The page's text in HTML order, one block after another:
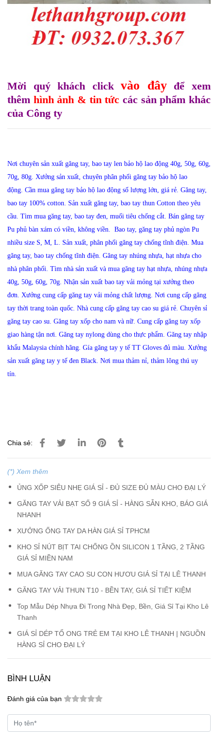
Mời quý khách clickvào đâyđể xem
thêm hình ảnh & tin tức các sản phẩm khác
của Công ty
Nơi chuyên sản xuất găng tay, bao tay len bảo hộ lao động 40g, 50g, 60g,
70g, 80g. Xưởng sản xuất, chuyên phân phối găng tay bảo hộ lao
động. Cần mua găng tay bảo hộ lao động số lượng lớn, giá rẻ. Găng tay,
bao tay 100% cotton. Sản xuất găng tay, bao tay thun Cotton theo yêu
cầu. Tìm mua găng tay, bao tay đen, muối tiêu chống cắt. Bán găng tay
Pu phủ bàn xám có viền, không viền. Bao tay, găng tay phủ ngòn Pu
nhiều size S, M, L. Sản xuất, phân phối găng tay chống tĩnh điện. Mua
găng tay, bao tay chống tĩnh điện. Găng tay nhúng nhựa, hạt nhựa cho
nhà phân phối. Tìm nhà sản xuất và mua găng tay hạt nhựa, nhúng nhựa
40g, 50g, 60g, 70g. Nhận sản xuất bao tay vải mỏng tại xưởng theo
đơn. Xưởng cung cấp găng tay vải mỏng chất lượng. Nơi cung cấp găng
tay thời trang toàn quốc. Nhà cung cấp găng tay cao su giá rẻ. Chuyên sỉ
găng tay cao su. Găng tay xốp cho nam và nữ. Cung cấp găng tay xốp
giao hàng tận nơi. Găng tay nylong dùng cho thực phẩm. Găng tay nhập
khẩu Malaysia chính hãng. Gía găng tay y tế TT Gloves đủ màu. Xưởng
sản xuất găng tay y tế đen Black. Nơi mua thảm nỉ, thảm lông thú uy
tín.
Chia sẻ:
(*) Xem thêm
ỦNG XỐP SIÊU NHẸ GIÁ SỈ - ĐỦ SIZE ĐỦ MÀU CHO ĐẠI LÝ
GĂNG TAY VẢI BẠT SỐ 9 GIÁ SỈ - HÀNG SẴN KHO, BÁO GIÁ
NHANH
XƯỞNG ỐNG TAY DA HÀN GIÁ SỈ TPHCM
KHO SỈ NÚT BỊT TAI CHỐNG ỒN SILICON 1 TẦNG, 2 TẦNG
GIÁ SỈ MIỀN NAM
MUA GĂNG TAY CAO SU CON HƯƠU GIÁ SỈ TẠI LÊ THANH
GĂNG TAY VẢI THUN T10 - BỀN TAY, GIÁ SỈ TIẾT KIỆM
Top Mẫu Dép Nhựa Đi Trong Nhà Đẹp, Bền, Giá Sỉ Tại Kho Lê
Thanh
GIÁ SỈ DÉP TỔ ONG TRẺ EM TẠI KHO LÊ THANH | NGUỒN
HÀNG SỈ CHO ĐẠI LÝ
BÌNH LUẬN
Đánh giá của bạn